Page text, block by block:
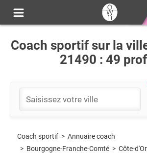
Coach sportif sur la
21490 : 49
Coach sportif > Annuaire coach
> Bourgogne-Franche-Comté > Côte-d'Or